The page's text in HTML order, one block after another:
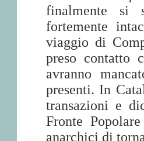
finalmente si
fortemente
viaggio di
preso contatto
avranno
presenti. In
transazioni e
Fronte
anarchici di